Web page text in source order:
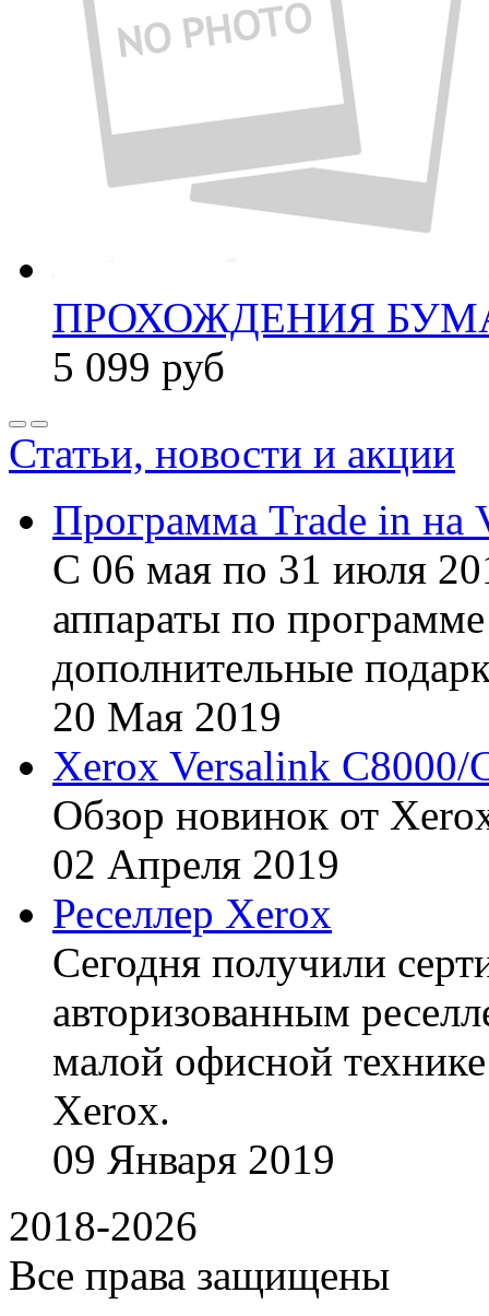
ПРОХОЖДЕНИЯ
5 099 руб
Статьи, новости и акции
Программа Trade in на
С 06 мая по 31 июля
аппараты по
дополнительные
20 Мая 2019
Xerox Versalink C8000/
Обзор новинок от
02 Апреля 2019
Реселлер Xerox
Сегодня получили
авторизованным
малой офисной
Xerox.
09 Января 2019
2018-2026
Все права защищены